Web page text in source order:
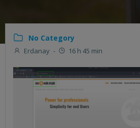
No Category
Erdanay - 16 h 45 min